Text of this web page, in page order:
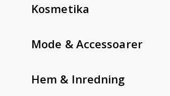
Kosmetika
Mode & Accessoarer
Hem & Inredning